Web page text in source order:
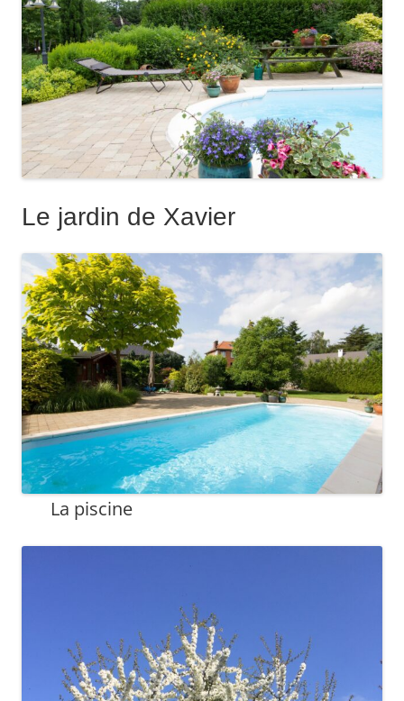
Le jardin de Xavier
La piscine